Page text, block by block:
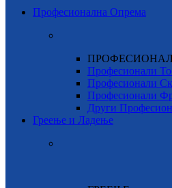
Професионална Опрема
Професионали
Професионали
Професионали
Други
Греење и Ладење